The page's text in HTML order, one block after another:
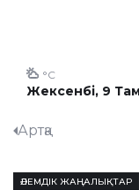
Жексенбі, 9
°C
Артқа
ӘЛЕМДІК ЖАҢАЛЫҚТАР